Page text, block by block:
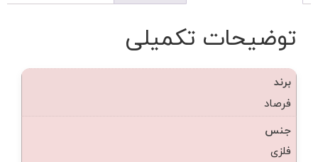
توضیحات تکمیلی
برند
فرصاد
جنس
فلزی